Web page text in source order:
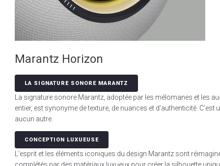
Marantz Horizon
LA SIGNATURE SONORE MARANTZ
La signature sonore Marantz, adoptée par les mélomanes et les
entier, est synonyme de texture, de nuances et d’authenticité.
aucun autre.
CONCEPTION LUXUEUSE
L’esprit et les éléments iconiques du design Marantz sont